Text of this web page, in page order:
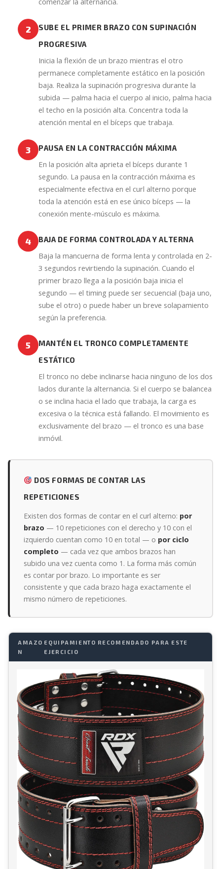
2
SUBE EL PRIMER BRAZO CON SUPINACIÓN
PROGRESIVA
Inicia la flexión de un brazo mientras el otro
permanece completamente estático en la posición
baja. Realiza la supinación progresiva durante la
subida — palma hacia el cuerpo al inicio, palma hacia
el techo en la posición alta. Concentra toda la
atención mental en el bíceps que trabaja.
3 PAUSA EN LA CONTRACCIÓN MÁXIMA
En la posición alta aprieta el bíceps durante 1
segundo. La pausa en la contracción máxima es
especialmente efectiva en el curl alterno porque
toda la atención está en ese único bíceps — la
conexión mente-músculo es máxima.
4 BAJA DE FORMA CONTROLADA Y ALTERNA
Baja la mancuerna de forma lenta y controlada en 2-
3 segundos revirtiendo la supinación. Cuando el
primer brazo llega a la posición baja inicia el
segundo — el timing puede ser secuencial (baja uno,
sube el otro) o puede haber un breve solapamiento
según la preferencia.
5
MANTÉN EL TRONCO COMPLETAMENTE
ESTÁTICO
El tronco no debe inclinarse hacia ninguno de los dos
lados durante la alternancia. Si el cuerpo se balancea
o se inclina hacia el lado que trabaja, la carga es
excesiva o la técnica está fallando. El movimiento es
exclusivamente del brazo — el tronco es una base
inmóvil.
DOS FORMAS DE CONTAR LAS
REPETICIONES
Existen dos formas de contar en el curl alterno: por
brazo — 10 repeticiones con el derecho y 10 con el
izquierdo cuentan como 10 en total — o por ciclo
completo — cada vez que ambos brazos han
subido una vez cuenta como 1. La forma más común
es contar por brazo. Lo importante es ser
consistente y que cada brazo haga exactamente el
mismo número de repeticiones.
AMAZO
N
EQUIPAMIENTO RECOMENDADO PARA ESTE
EJERCICIO